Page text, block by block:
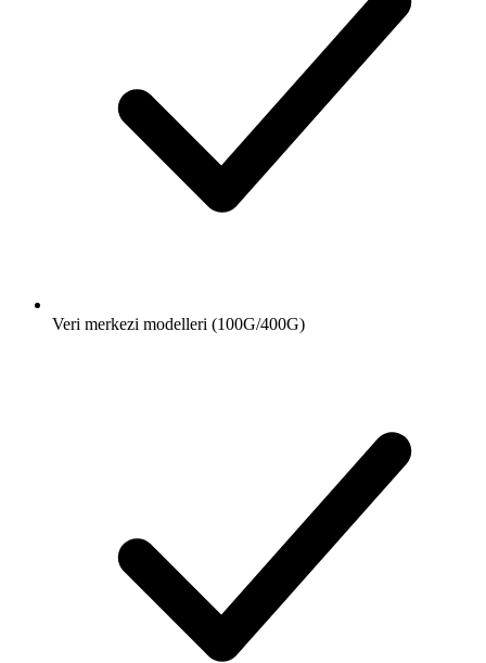
Veri merkezi modelleri (100G/400G)